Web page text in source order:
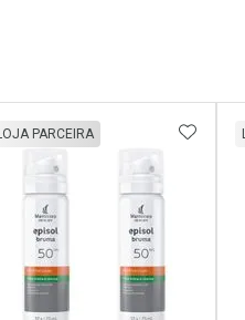
AOS FAVORITOS
PARCEIRA